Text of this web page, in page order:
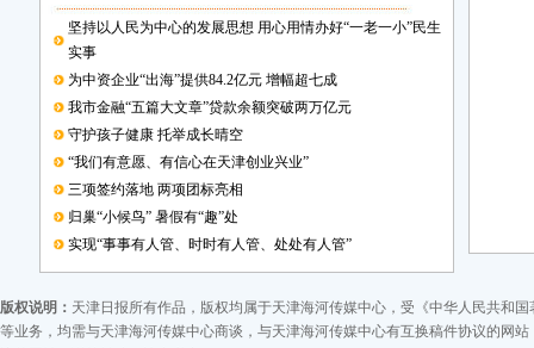
坚持以人民为中心的发展思想 用心用情办好“一老一小”民生
实事
为中资企业“出海”提供84.2亿元 增幅超七成
我市金融“五篇大文章”贷款余额突破两万亿元
守护孩子健康 托举成长晴空
“我们有意愿、有信心在天津创业兴业”
三项签约落地 两项团标亮相
归巢“小候鸟” 暑假有“趣”处
实现“事事有人管、时时有人管、处处有人管”
版权说明： 天津日报所有作品，版权均属于天津海河传媒中心，受《中华人民共和
等业务，均需与天津海河传媒中心商谈，与天津海河传媒中心有互换稿件协议的网